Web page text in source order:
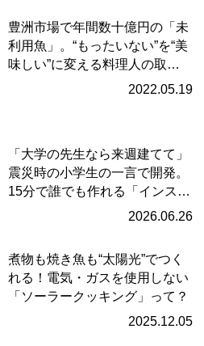
豊洲市場で年間数十億円の「未
利⽤⿂」。“もったいない”を“美
味しい”に変える料理人の取…
2022.05.19
「大学の先生なら来週建てて」
震災時の小学生の一言で開発。
15分で誰でも作れる「インス…
2026.06.26
煮物も焼き魚も“太陽光”でつく
れる！電気・ガスを使用しない
「ソーラークッキング」って？
2025.12.05